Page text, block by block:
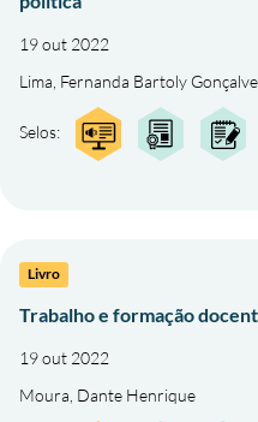
19 out 2022
Lima, Fernanda Bartoly
Selos:
Livro
Trabalho e formação
19 out 2022
Moura, Dante Henrique